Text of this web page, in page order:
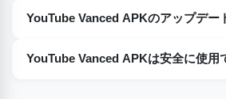
いいえ。残念ながら、現時点ではiOSデ
YouTube Vancedは提供されていませ
YouTube Vanced APKのアップデー
お使いのデバイスでYouTube Vanced
できます。上記の段落で手順を詳しく
YouTube Vanced APKは安全に使用